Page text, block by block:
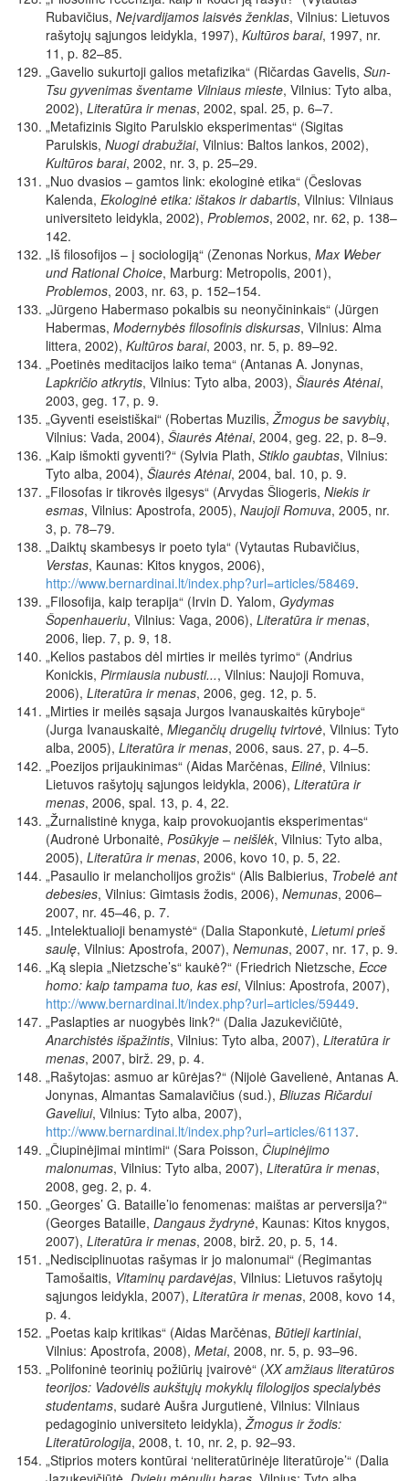
Rubavičius, Neįvardijamos laisvės ženklas, Vilnius: Lietuvos
rašytojų sąjungos leidykla, 1997), Kultūros barai, 1997, nr.
11, p. 82–85.
„Gavelio sukurtoji galios metafizika“ (Ričardas Gavelis, Sun-
Tsu gyvenimas šventame Vilniaus mieste, Vilnius: Tyto alba,
2002), Literatūra ir menas, 2002, spal. 25, p. 6–7.
„Metafizinis Sigito Parulskio eksperimentas“ (Sigitas
Parulskis, Nuogi drabužiai, Vilnius: Baltos lankos, 2002),
Kultūros barai, 2002, nr. 3, p. 25–29.
„Nuo dvasios – gamtos link: ekologinė etika“ (Česlovas
Kalenda, Ekologinė etika: ištakos ir dabartis, Vilnius: Vilniaus
universiteto leidykla, 2002), Problemos, 2002, nr. 62, p. 138–
142.
„Iš filosofijos – į sociologiją“ (Zenonas Norkus, Max Weber
und Rational Choice, Marburg: Metropolis, 2001),
Problemos, 2003, nr. 63, p. 152–154.
„Jürgeno Habermaso pokalbis su neonyčininkais“ (Jürgen
Habermas, Modernybės filosofinis diskursas, Vilnius: Alma
littera, 2002), Kultūros barai, 2003, nr. 5, p. 89–92.
„Poetinės meditacijos laiko tema“ (Antanas A. Jonynas,
Lapkričio atkrytis, Vilnius: Tyto alba, 2003), Šiaurės Atėnai,
2003, geg. 17, p. 9.
„Gyventi eseistiškai“ (Robertas Muzilis,Žmogus be savybių,
Vilnius: Vada, 2004), Šiaurės Atėnai, 2004, geg. 22, p. 8–9.
„Kaip išmokti gyventi?“ (Sylvia Plath, Stiklo gaubtas, Vilnius:
Tyto alba, 2004), Šiaurės Atėnai, 2004, bal. 10, p. 9.
„Filosofas ir tikrovės ilgesys“ (Arvydas Šliogeris, Niekis ir
esmas, Vilnius: Apostrofa, 2005), Naujoji Romuva, 2005, nr.
3, p. 78–79.
„Daiktų skambesys ir poeto tyla“ (Vytautas Rubavičius,
Verstas, Kaunas: Kitos knygos, 2006),
http://www.bernardinai.lt/index.php?url=articles/58469.
„Filosofija, kaip terapija“ (Irvin D. Yalom, Gydymas
Šopenhaueriu, Vilnius: Vaga, 2006), Literatūra ir menas,
2006, liep. 7, p. 9, 18.
„Kelios pastabos dėl mirties ir meilės tyrimo“ (Andrius
Konickis, Pirmiausia nubusti..., Vilnius: Naujoji Romuva,
2006), Literatūra ir menas, 2006, geg. 12, p. 5.
„Mirties ir meilės sąsaja Jurgos Ivanauskaitės kūryboje“
(Jurga Ivanauskaitė, Miegančių drugelių tvirtovė, Vilnius: Tyto
alba, 2005), Literatūra ir menas, 2006, saus. 27, p. 4–5.
„Poezijos prijaukinimas“ (Aidas Marčėnas, Eilinė, Vilnius:
Lietuvos rašytojų sąjungos leidykla, 2006), Literatūra ir
menas, 2006, spal. 13, p. 4, 22.
„Žurnalistinė knyga, kaip provokuojantis eksperimentas“
(Audronė Urbonaitė, Posūkyje – neišlėk, Vilnius: Tyto alba,
2005), Literatūra ir menas, 2006, kovo 10, p. 5, 22.
„Pasaulio ir melancholijos grožis“ (Alis Balbierius, Trobelė ant
debesies, Vilnius: Gimtasis žodis, 2006), Nemunas, 2006–
2007, nr. 45–46, p. 7.
„Intelektualioji benamystė“ (Dalia Staponkutė, Lietumi prieš
saulę, Vilnius: Apostrofa, 2007), Nemunas, 2007, nr. 17, p. 9.
„Ką slepia „Nietzsche’s“ kaukė?“ (Friedrich Nietzsche, Ecce
homo: kaip tampama tuo, kas esi, Vilnius: Apostrofa, 2007),
http://www.bernardinai.lt/index.php?url=articles/59449.
„Paslapties ar nuogybės link?“ (Dalia Jazukevičiūtė,
Anarchistės išpažintis, Vilnius: Tyto alba, 2007), Literatūra ir
menas, 2007, birž. 29, p. 4.
„Rašytojas: asmuo ar kūrėjas?“ (Nijolė Gavelienė, Antanas A.
Jonynas, Almantas Samalavičius (sud.), Bliuzas Ričardui
Gaveliui, Vilnius: Tyto alba, 2007),
http://www.bernardinai.lt/index.php?url=articles/61137.
„Čiupinėjimai mintimi“ (Sara Poisson, Čiupinėjimo
malonumas, Vilnius: Tyto alba, 2007), Literatūra ir menas,
2008, geg. 2, p. 4.
„Georges’ G. Bataille’io fenomenas: maištas ar perversija?“
(Georges Bataille, Dangaus žydrynė, Kaunas: Kitos knygos,
2007), Literatūra ir menas, 2008, birž. 20, p. 5, 14.
„Nedisciplinuotas rašymas ir jo malonumai“ (Regimantas
Tamošaitis, Vitaminų pardavėjas, Vilnius: Lietuvos rašytojų
sąjungos leidykla, 2007), Literatūra ir menas, 2008, kovo 14,
p. 4.
„Poetas kaip kritikas“ (Aidas Marčėnas, Būtieji kartiniai,
Vilnius: Apostrofa, 2008), Metai, 2008, nr. 5, p. 93–96.
„Polifoninė teorinių požiūrių įvairovė“ (XX amžiaus literatūros
teorijos: Vadovėlis aukštųjų mokyklų filologijos specialybės
studentams, sudarė Aušra Jurgutienė, Vilnius: Vilniaus
pedagoginio universiteto leidykla),Žmogus ir žodis:
Literatūrologija, 2008, t. 10, nr. 2, p. 92–93.
„Stiprios moters kontūrai ‘neliteratūrinėje literatūroje’“ (Dalia